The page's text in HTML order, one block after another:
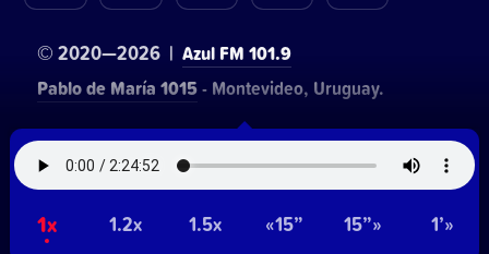
1x 1.2x 1.5x «15” 15”» 1’»
© 2020—2026 | Azul FM 101.9
Pablo de María 1015- Montevideo, Uruguay.
Contacto comercial:Walter Lapachian• Hosting:
NetUy
Privacidad~Términos y condiciones